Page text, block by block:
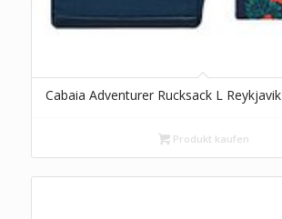
Cabaia Adventurer Rucksack L Reykjavik
Produkt kaufen